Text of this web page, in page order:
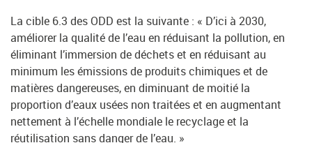
La cible 6.3 des ODD est la suivante : « D’ici à 2030,
améliorer la qualité de l’eau en réduisant la pollution, en
éliminant l’immersion de déchets et en réduisant au
minimum les émissions de produits chimiques et de
matières dangereuses, en diminuant de moitié la
proportion d’eaux usées non traitées et en augmentant
nettement à l’échelle mondiale le recyclage et la
réutilisation sans danger de l’eau. »